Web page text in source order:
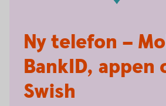
Ny telefon –
BankID, appen
Swish